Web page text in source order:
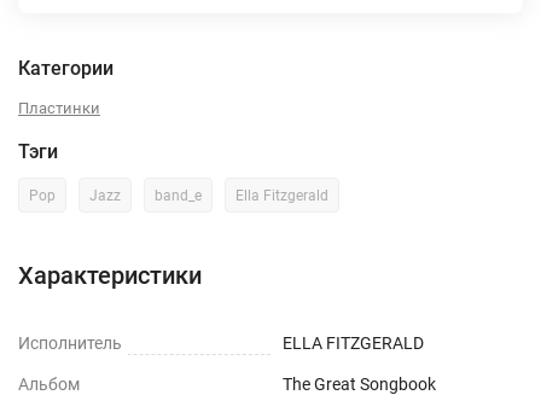
Категории
Пластинки
Тэги
Pop Jazz band_e Ella Fitzgerald
Характеристики
Исполнитель ELLA FITZGERALD
Альбом The Great Songbook